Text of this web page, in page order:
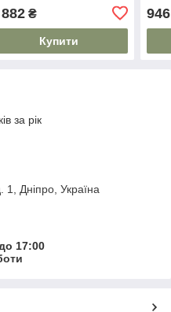
₴
Купити
946
за рік
1, Дніпро, Україна
17:00